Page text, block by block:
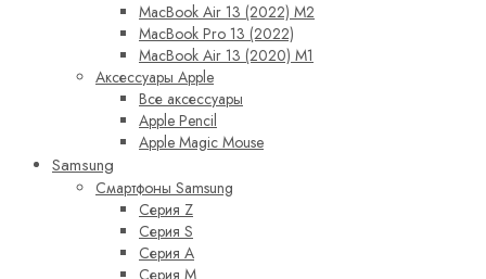
MacBook Air 13 (2022) M2
MacBook Pro 13 (2022)
MacBook Air 13 (2020) M1
Аксессуары Apple
Все аксессуары
Apple Pencil
Apple Magic Mouse
Samsung
Смартфоны Samsung
Серия Z
Серия S
Серия A